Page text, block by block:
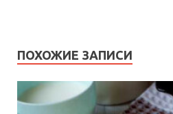
ПОХОЖИЕ ЗАПИСИ